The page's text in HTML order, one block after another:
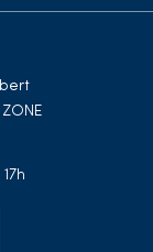
ZONE